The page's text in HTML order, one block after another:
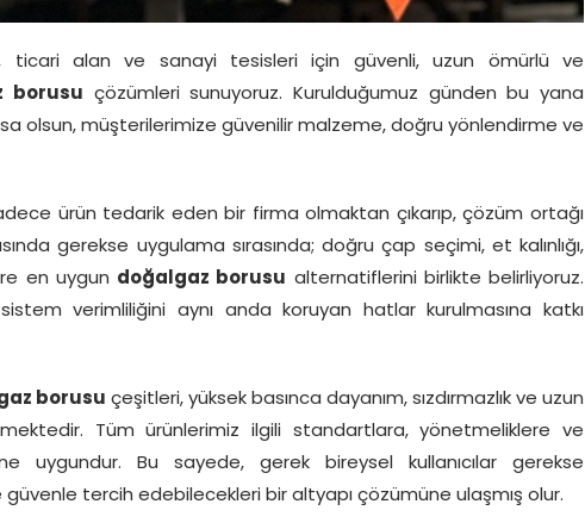
ticari alan ve sanayi tesisleri için güvenli, uzun ömürlü ve
borusu çözümleri sunuyoruz. Kurulduğumuz günden bu yana
olsun, müşterilerimize güvenilir malzeme, doğru yönlendirme ve
ürün tedarik eden bir firma olmaktan çıkarıp, çözüm ortağı
gerekse uygulama sırasında; doğru çap seçimi, et kalınlığı,
en uygun doğalgaz borusu alternatiflerini birlikte belirliyoruz.
verimliliğini aynı anda koruyan hatlar kurulmasına katkı
borusu çeşitleri, yüksek basınca dayanım, sızdırmazlık ve uzun
Tüm ürünlerimiz ilgili standartlara, yönetmeliklere ve
uygundur. Bu sayede, gerek bireysel kullanıcılar gerekse
tercih edebilecekleri bir altyapı çözümüne ulaşmış olur.